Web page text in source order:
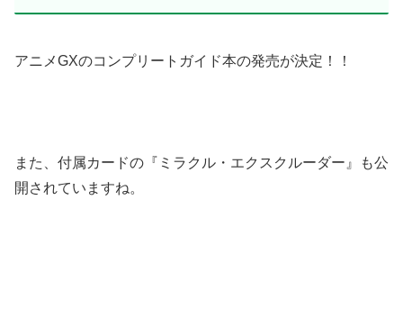
アニメGXのコンプリートガイド本の発売が決定！！
また、付属カードの『ミラクル・エクスクルーダー』も公
開されていますね。